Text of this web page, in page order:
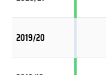
2019/20